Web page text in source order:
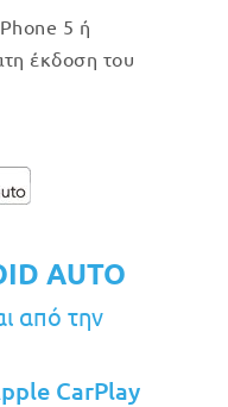
5 ή
έκδοση του
AUTO
από την
CarPlay